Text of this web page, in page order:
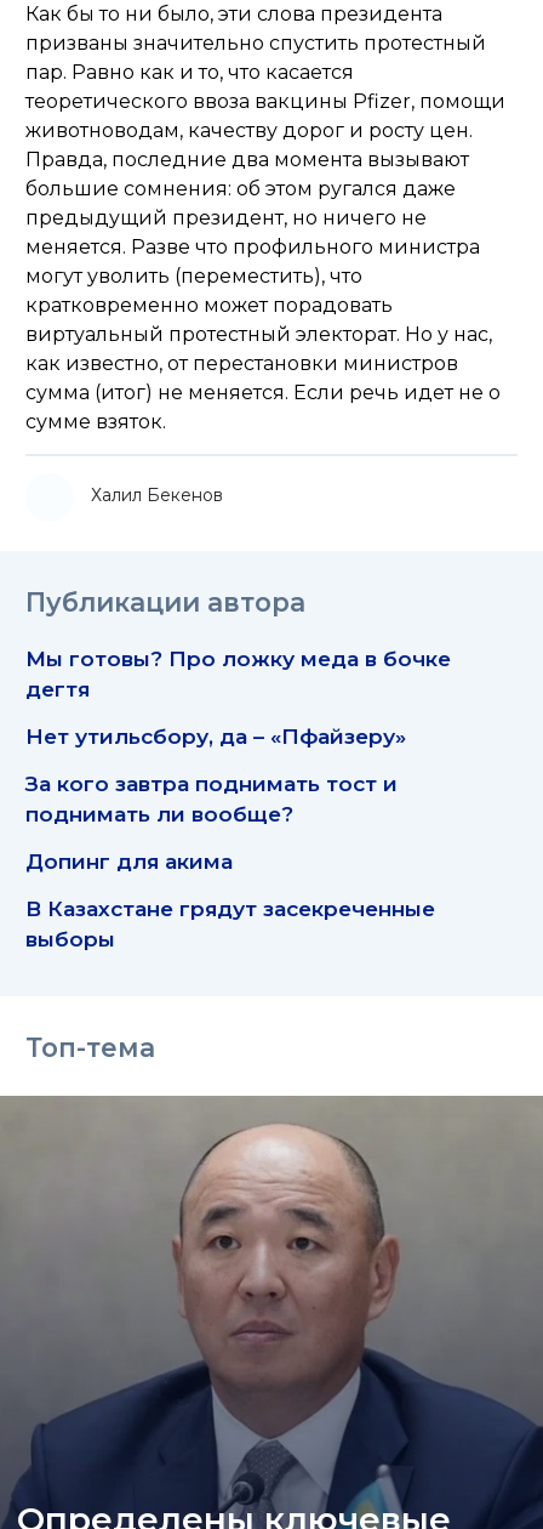
Как бы то ни было, эти слова президента
призваны значительно спустить протестный
пар. Равно как и то, что касается
теоретического ввоза вакцины Pfizer, помощи
животноводам, качеству дорог и росту цен.
Правда, последние два момента вызывают
большие сомнения: об этом ругался даже
предыдущий президент, но ничего не
меняется. Разве что профильного министра
могут уволить (переместить), что
кратковременно может порадовать
виртуальный протестный электорат. Но у нас,
как известно, от перестановки министров
сумма (итог) не меняется. Если речь идет не о
сумме взяток.
Халил Бекенов
Публикации автора
Мы готовы? Про ложку меда в бочке
дегтя
Нет утильсбору, да – «Пфайзеру»
За кого завтра поднимать тост и
поднимать ли вообще?
Допинг для акима
В Казахстане грядут засекреченные
выборы
Топ-тема
Определены ключевые